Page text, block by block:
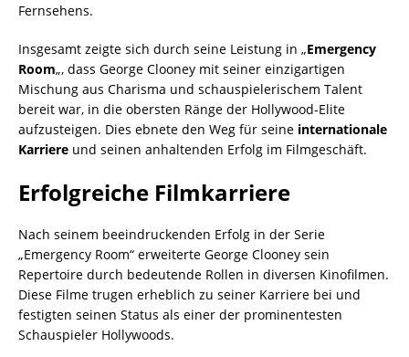
Fernsehens.
Insgesamt zeigte sich durch seine Leistung in „Emergency
Room„, dass George Clooney mit seiner einzigartigen
Mischung aus Charisma und schauspielerischem Talent
bereit war, in die obersten Ränge der Hollywood-Elite
aufzusteigen. Dies ebnete den Weg für seine internationale
Karriere und seinen anhaltenden Erfolg im Filmgeschäft.
Erfolgreiche Filmkarriere
Nach seinem beeindruckenden Erfolg in der Serie
„Emergency Room“ erweiterte George Clooney sein
Repertoire durch bedeutende Rollen in diversen Kinofilmen.
Diese Filme trugen erheblich zu seiner Karriere bei und
festigten seinen Status als einer der prominentesten
Schauspieler Hollywoods.